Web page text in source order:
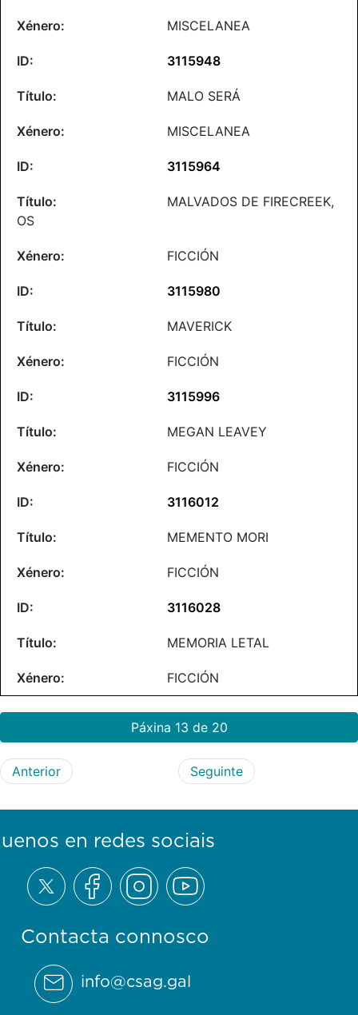
MISCELANEA
3115948
MALO SERÁ
MISCELANEA
3115964
MALVADOS DE FIRECREEK,
OS
FICCIÓN
3115980
MAVERICK
FICCIÓN
3115996
MEGAN LEAVEY
FICCIÓN
3116012
MEMENTO MORI
FICCIÓN
3116028
MEMORIA LETAL
FICCIÓN
Páxina 13 de 20
Anterior Seguinte
Contacta connosco
info@csag.gal
en redes sociais